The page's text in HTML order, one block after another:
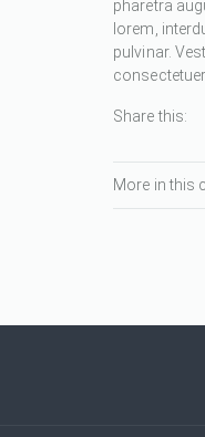
pharetra
lorem,
pulvinar.
Share this:
More in this